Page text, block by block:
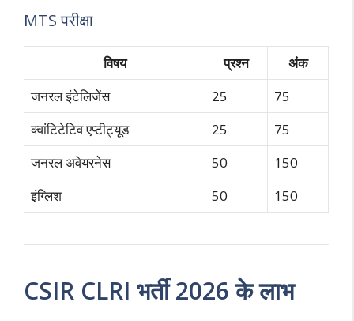
MTS परीक्षा
विषय प्रश्न
अंक
जनरल इंटेलिजेंस
25
75
क्वांटिटेटिव एप्टीट्यूड
25
75
जनरल अवेयरनेस
50
150
इंग्लिश
50 150
CSIR CLRI भर्ती 2026 के लाभ